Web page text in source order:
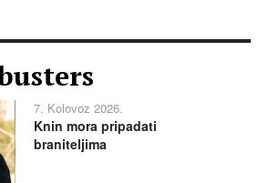
7. Kolovoz 2026.
Knin mora pripadati
braniteljima